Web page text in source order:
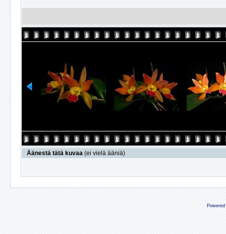
Äänestä tätä kuvaa (ei vielä ääniä)